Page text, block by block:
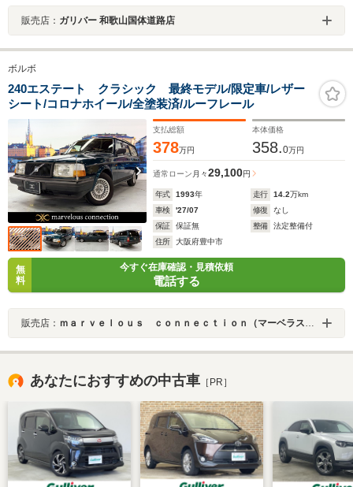
販売店： ガリバー 和歌山国体道路店
ボルボ
240エステート クラシック 最終モデル/限定車/レザー
シート/コロナホイール/全塗装済/ルーフレール
支払総額
378万円
本体価格
358.0万円
通常ローン 月々29,100円
年式 1993年 走行 14.2万km
車検
'27/07 修復
なし
保証
保証無 整備
法定整備付
住所
大阪府豊中市
無
料
今すぐ在庫確認・見積依頼
電話する
販売店： ｍａｒｖｅｌｏｕｓ ｃｏｎｎｅｃｔｉｏｎ（マーベラスコネクション）
あなたにおすすめの中古車 ［PR］